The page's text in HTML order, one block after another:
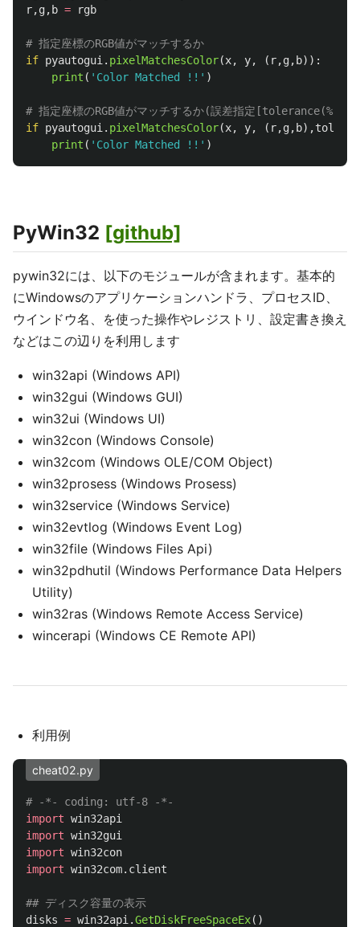
r,g, b = rgb
if pyautogui . pixelMatchesColor(x, y, ( r,g, b)):
print ( ' Color Matched !! ' )
if pyautogui . pixelMatchesColor(x, y, ( r,g, b),
print ( ' Color Matched !! ' )
PyWin32 [github]
pywin32には、以下のモジュールが含まれます。基本的
にWindowsのアプリケーションハンドラ、プロセスID、
ウインドウ名、を使った操作やレジストリ、設定書き換え
などはこの辺りを利用します
win32api (Windows API)
win32gui (Windows GUI)
win32ui (Windows UI)
win32con (Windows Console)
win32com (Windows OLE/COM Object)
win32prosess (Windows Prosess)
win32service (Windows Service)
win32evtlog (Windows Event Log)
win32file (Windows Files Api)
win32pdhutil (Windows Performance Data Helpers
Utility)
win32ras (Windows Remote Access Service)
wincerapi (Windows CE Remote API)
利用例
cheat02.py
import win32api
import win32gui
import win32con
import win32com.client
disks = win32api .GetDiskFreeSpaceEx()